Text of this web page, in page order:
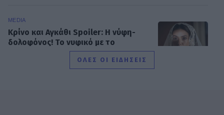
MEDIA
Κρίνο και Αγκάθι Spoiler: Η νύφη-
δολοφόνος! Το νυφικό με το
κρυμμένο μαχαίρι και η αιματηρή
ΟΛΕΣ ΟΙ ΕΙΔΗΣΕΙΣ